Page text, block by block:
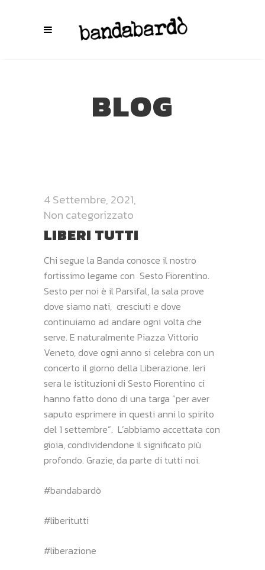
BLOG
4 Settembre, 2021
Non categorizzato
LIBERI TUTTI
Chi segue la Banda conosce il nostro
fortissimo legame con Sesto Fiorentino.
Sesto per noi è il Parsifal, la sala prove
dove siamo nati, cresciuti e dove
continuiamo ad andare ogni volta che
serve. E naturalmente Piazza Vittorio
Veneto, dove ogni anno si celebra con un
concerto il giorno della Liberazione. Ieri
sera le istituzioni di Sesto Fiorentino ci
hanno fatto dono di una targa “per aver
saputo esprimere in questi anni lo spirito
del 1 settembre”. L’abbiamo accettata con
gioia, condividendone il significato più
profondo. Grazie, da parte di tutti noi.
#bandabardò
#liberitutti
#liberazione